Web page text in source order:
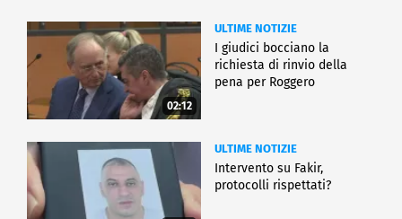
02:12
ULTIME NOTIZIE
I giudici bocciano la
richiesta di rinvio della
pena per Roggero
ULTIME NOTIZIE
Intervento su Fakir,
protocolli rispettati?